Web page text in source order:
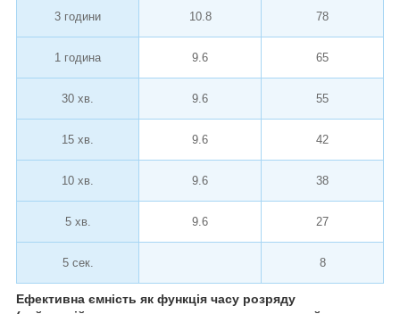
3 години 10.8 78
1 година 9.6 65
30 хв. 9.6 55
15 хв. 9.6 42
10 хв. 9.6 38
5 хв. 9.6 27
5 сек. 8
Ефективна ємність як функція часу розряду